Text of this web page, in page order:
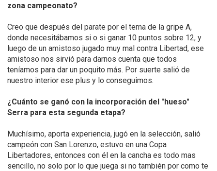
zona campeonato?
Creo que después del parate por el tema de la gripe A,
donde necesitábamos si o si ganar 10 puntos sobre 12, y
luego de un amistoso jugado muy mal contra Libertad, ese
amistoso nos sirvió para darnos cuenta que todos
teníamos para dar un poquito más. Por suerte salió de
nuestro interior ese plus y lo conseguimos.
¿Cuánto se ganó con la incorporación del "hueso"
Serra para esta segunda etapa?
Muchísimo, aporta experiencia, jugó en la selección, salió
campeón con San Lorenzo, estuvo en una Copa
Libertadores, entonces con él en la cancha es todo mas
sencillo, no solo por lo que juega si no también por como te